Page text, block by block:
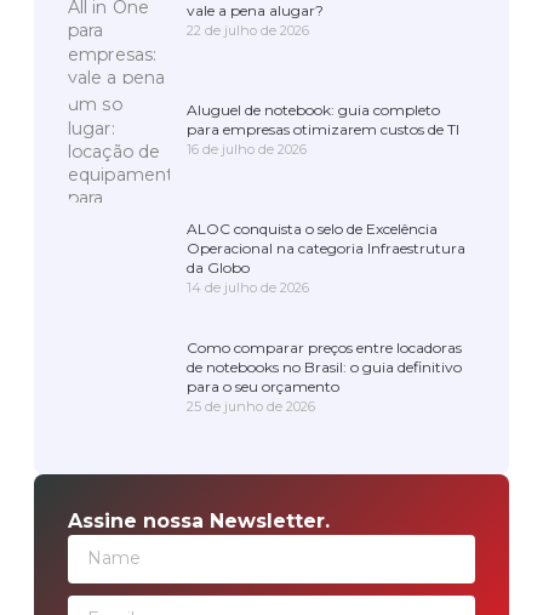
vale a pena alugar?
22 de julho de 2026
Aluguel de notebook: guia completo
para empresas otimizarem custos de TI
16 de julho de 2026
ALOC conquista o selo de Excelência
Operacional na categoria Infraestrutura
da Globo
14 de julho de 2026
Como comparar preços entre locadoras
de notebooks no Brasil: o guia definitivo
para o seu orçamento
25 de junho de 2026
Assine nossa Newsletter.